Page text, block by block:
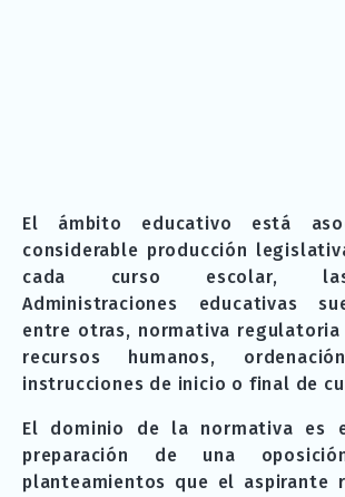
El ámbito educativo está
considerable producción
cada curso escolar,
Administraciones educativas
entre otras, normativa regulatoria
recursos humanos,
instrucciones de inicio o final de
El dominio de la normativa es
preparación de una
planteamientos que el aspirante